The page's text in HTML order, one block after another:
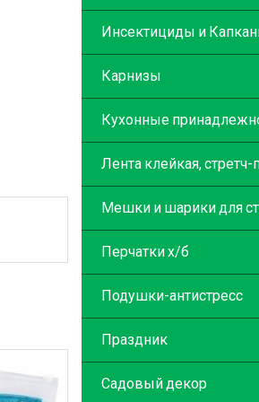
Инсектициды и
Карнизы
Кухонные
Лента клейкая, стретч-
Мешки и шарики для
Перчатки х/б
Подушки-антистресс
Праздник
Садовый декор